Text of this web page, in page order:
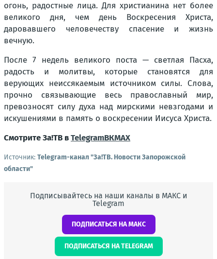
огонь, радостные лица. Для христианина нет более
великого дня, чем день Воскресения Христа,
даровавшего человечеству спасение и жизнь
вечную.
После 7 недель великого поста — светлая Пасха,
радость и молитвы, которые становятся для
верующих неиссякаемым источником силы. Слова,
прочно связывающие весь православный мир,
превозносят силу духа над мирскими невзгодами и
искушениями в память о воскресении Иисуса Христа.
Смотрите За!ТВ вTelegramВКMAX
Источник: Telegram-канал "Зa!ТВ. Новости Запорожской
области"
Подписывайтесь на наши каналы в МАКС и
Telegram
ПОДПИСАТЬСЯ НА МАКС
ПОДПИСАТЬСЯ НА TELEGRAM